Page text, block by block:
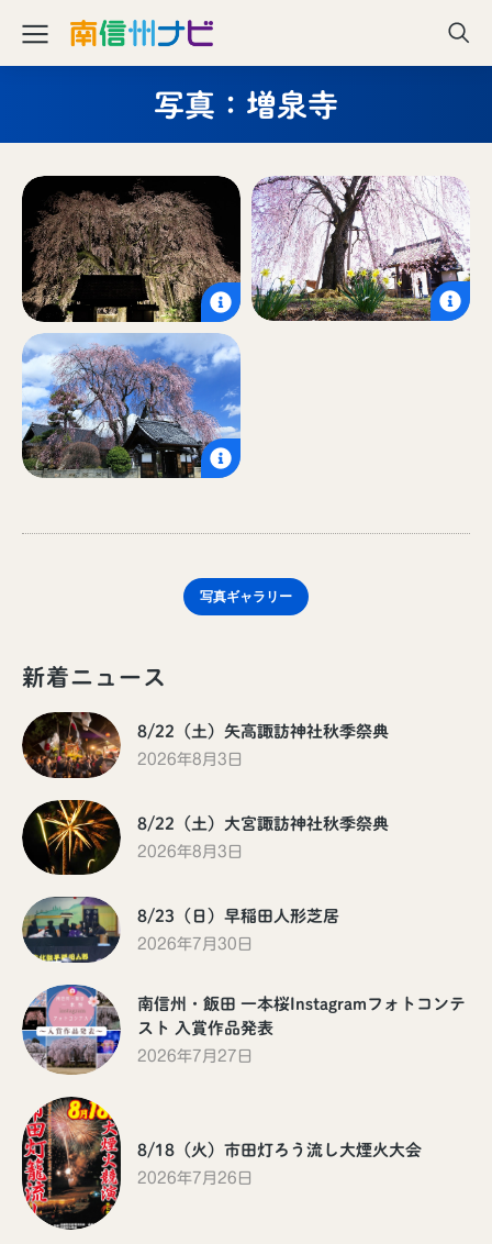
写真：増泉寺
写真ギャラリー
新着ニュース
8/22（土）矢高諏訪神社秋季祭典
2026年8月3日
8/22（土）大宮諏訪神社秋季祭典
2026年8月3日
8/23（日）早稲田人形芝居
2026年7月30日
南信州・飯田 一本桜Instagramフォトコンテ
スト 入賞作品発表
2026年7月27日
8/18（火）市田灯ろう流し大煙火大会
2026年7月26日